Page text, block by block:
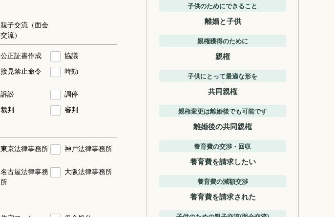
親子交流（面会
交流）
公正証書作成
協議
接見禁止命令 時効
訴訟
調停
裁判
審判
東京法律事務所 神戸法律事務所
名古屋法律事務
所
大阪法律事務所
子供のためにできること
離婚と子供
親権獲得のために
親権
子供にとって最適な形を
共同親権
親権変更は離婚後でも可能です
離婚後の共同親権
養育費の交渉・回収
養育費を請求したい
養育費の減額交渉
養育費を請求された